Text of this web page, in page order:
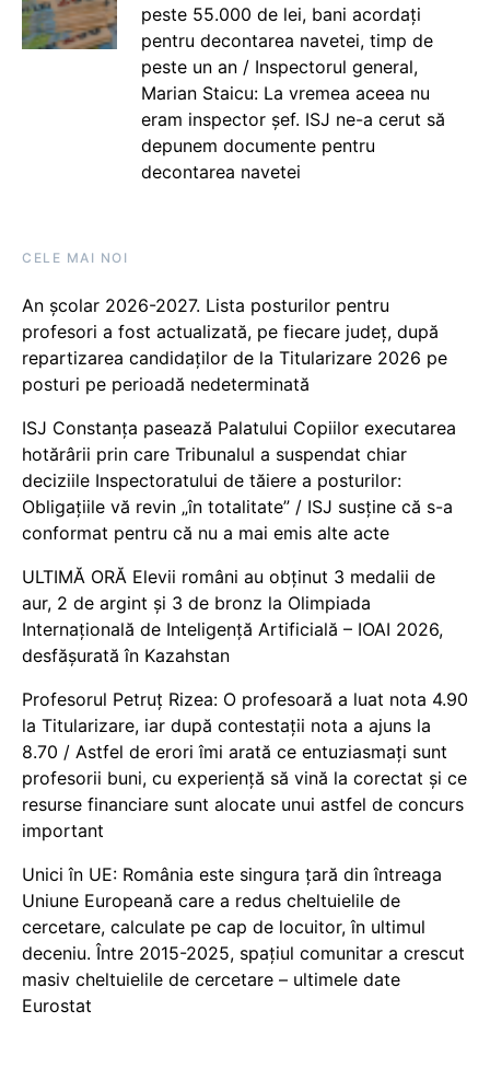
peste 55.000 de lei, bani acordați
pentru decontarea navetei, timp de
peste un an / Inspectorul general,
Marian Staicu: La vremea aceea nu
eram inspector șef. ISJ ne-a cerut să
depunem documente pentru
decontarea navetei
CELE MAI NOI
An școlar 2026-2027. Lista posturilor pentru
profesori a fost actualizată, pe fiecare județ, după
repartizarea candidaților de la Titularizare 2026 pe
posturi pe perioadă nedeterminată
ISJ Constanța pasează Palatului Copiilor executarea
hotărârii prin care Tribunalul a suspendat chiar
deciziile Inspectoratului de tăiere a posturilor:
Obligațiile vă revin „în totalitate” / ISJ susține că s-a
conformat pentru că nu a mai emis alte acte
ULTIMĂ ORĂ Elevii români au obținut 3 medalii de
aur, 2 de argint și 3 de bronz la Olimpiada
Internațională de Inteligență Artificială – IOAI 2026,
desfășurată în Kazahstan
Profesorul Petruț Rizea: O profesoară a luat nota 4.90
la Titularizare, iar după contestații nota a ajuns la
8.70 / Astfel de erori îmi arată ce entuziasmați sunt
profesorii buni, cu experiență să vină la corectat și ce
resurse financiare sunt alocate unui astfel de concurs
important
Unici în UE: România este singura țară din întreaga
Uniune Europeană care a redus cheltuielile de
cercetare, calculate pe cap de locuitor, în ultimul
deceniu. Între 2015-2025, spațiul comunitar a crescut
masiv cheltuielile de cercetare – ultimele date
Eurostat